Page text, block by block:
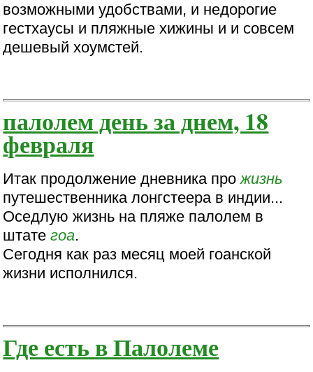
возможными удобствами, и недорогие
гестхаусы и пляжные хижины и и совсем
дешевый хоумстей.
палолем день за днем, 18
февраля
Итак продолжение дневника прожизнь
путешественника лонгстеера в индии...
Оседлую жизнь на пляже палолем в
штатегоа.
Сегодня как раз месяц моей гоанской
жизни исполнился.
Где есть в Палолеме